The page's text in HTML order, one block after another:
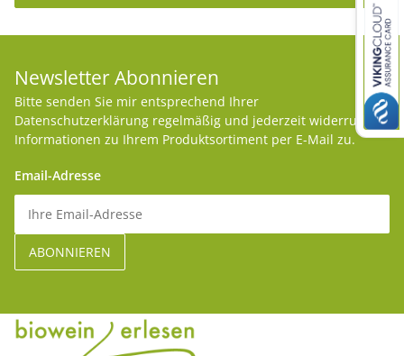
Newsletter Abonnieren
Bitte senden Sie mir entsprechend Ihrer
Datenschutzerklärung regelmäßig und jederzeit widerruflich
Informationen zu Ihrem Produktsortiment per E-Mail zu.
Email-Adresse